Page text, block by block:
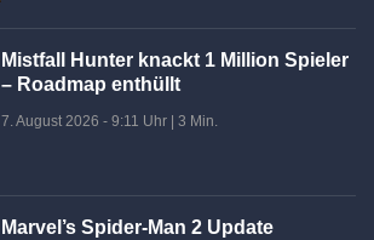
Mistfall Hunter knackt 1 Million Spieler
– Roadmap enthüllt
7. August 2026 - 9:11 Uhr |3 Min.
Marvel’s Spider-Man 2 Update